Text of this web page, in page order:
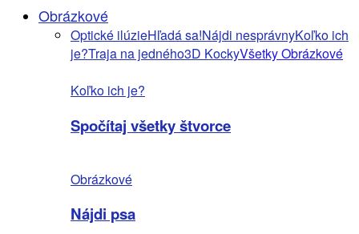
Obrázkové
Optické ilúzieHľadá sa!Nájdi nesprávnyKoľko ich
je?Traja na jedného3D KockyVšetky Obrázkové
Koľko ich je?
Spočítaj všetky štvorce
Obrázkové
Nájdi psa